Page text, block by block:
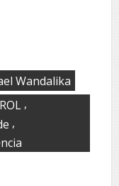
Wandalika
,
,